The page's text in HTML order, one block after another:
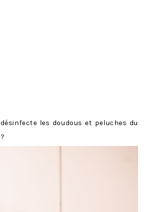
les doudous et peluches du